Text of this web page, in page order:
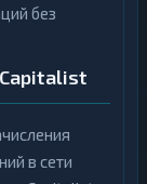
без
в сети